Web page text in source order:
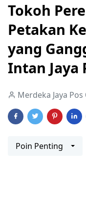
Tokoh
Petakan
yang
Intan Jaya
Merdeka Jaya
Poin Penting